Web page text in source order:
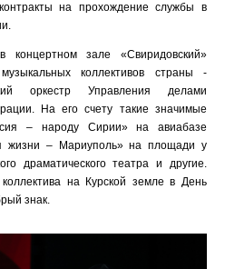
на прохождение службы в
зале «Свиридовский»
коллективов страны -
оркестр Управления делами
На его счету такие значимые
– народу Сирии» на авиабазе
жизни – Мариуполь» на площади у
драматического театра и другие.
на Курской земле в День
знак.